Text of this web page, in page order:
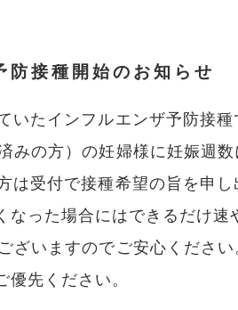
防接種開始のお知らせ
いたインフルエンザ予防接
みの方）の妊婦様に妊娠週
は受付で接種希望の旨を申
った場合にはできるだけ
ざいますのでご安心くださ
先ください。